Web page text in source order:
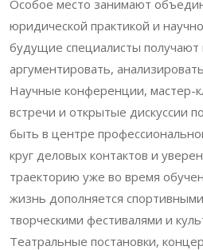
Особое место занимают
юридической практикой и
будущие специалисты получают
аргументировать,
Научные конференции, мастер-
встречи и открытые дискуссии
быть в центре
круг деловых контактов и
траекторию уже во время
жизнь дополняется
творческими фестивалями и
Театральные постановки,